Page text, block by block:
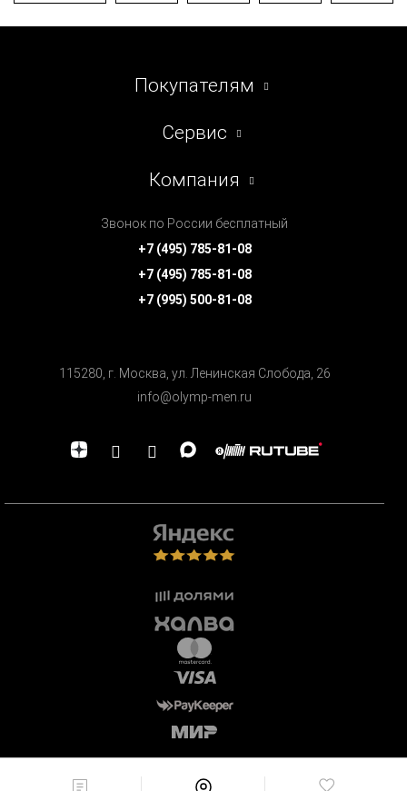
Покупателям
Сервис
Компания
Звонок по России бесплатный
+7 (495) 785-81-08
+7 (495) 785-81-08
+7 (995) 500-81-08
115280, г. Москва, ул. Ленинская Cлобода, 26
info@olymp-men.ru